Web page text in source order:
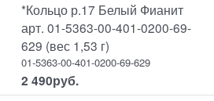
*Кольцо р.17 Белый Фианит
арт. 01-5363-00-401-0200-69-
629 (вес 1,53 г)
01-5363-00-401-0200-69-629
2 490руб.